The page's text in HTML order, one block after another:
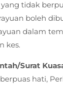
tidak
boleh
dalam
kes.
Surat
hati,